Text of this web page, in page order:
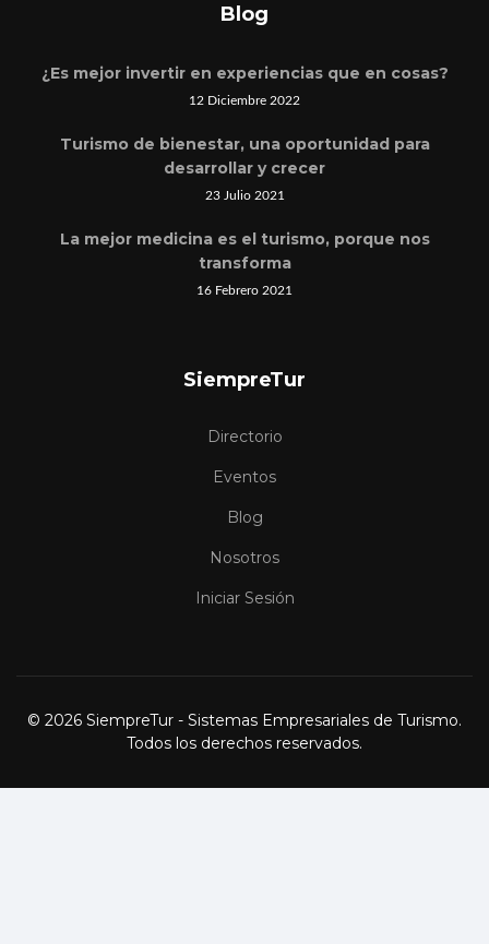
Blog
¿Es mejor invertir en experiencias que en cosas?
12 Diciembre 2022
Turismo de bienestar, una oportunidad para
desarrollar y crecer
23 Julio 2021
La mejor medicina es el turismo, porque nos
transforma
16 Febrero 2021
SiempreTur
Directorio
Eventos
Blog
Nosotros
Iniciar Sesión
© 2026 SiempreTur - Sistemas Empresariales de Turismo.
Todos los derechos reservados.